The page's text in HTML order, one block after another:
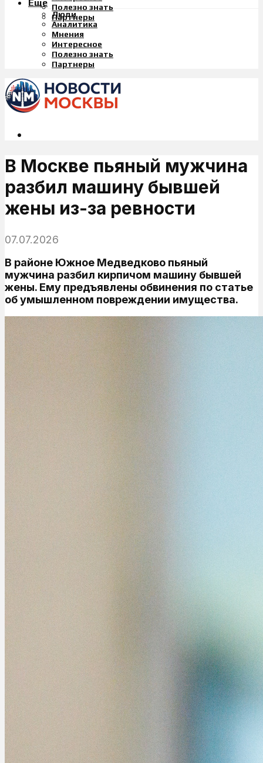
Полезно знать
Партнеры
Еще
Люди
Аналитика
Мнения
Интересное
Полезно знать
Партнеры
В Москве пьяный мужчина
разбил машину бывшей
жены из-за ревности
07.07.2026
В районе Южное Медведково пьяный
мужчина разбил кирпичом машину бывшей
жены. Ему предъявлены обвинения по статье
об умышленном повреждении имущества.